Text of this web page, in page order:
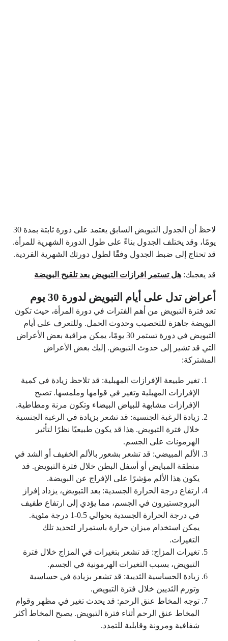
لاحظ أن الجدول التبويض السابق يعتمد على دورة ثابتة بمدة 30
يومًا، وقد يختلف الجدول بناءً على طول الدورة الشهرية للمرأة.
قد تحتاج إلى ضبط الجدول وفقًا لطول دورتك الشهرية الفردية.
قد يعجبك: هل تستمر افرازات التبويض بعد تلقيح البويضة
أعراض تدل على أيام التبويض لدورة 30 يوم
تعد فترة التبويض من أهم الفترات في دورة المرأة، حيث تكون
البويضة جاهزة للتخصيب وحدوث الحمل. وللتعرف على أيام
التبويض في دورة تستمر 30 يومًا، يمكن مراقبة بعض الأعراض
التي قد تشير إلى حدوث التبويض. إليك بعض الأعراض
المشتركة:
تغير طبيعة الإفرازات المهبلية: قد تلاحظ زيادة في كمية
الإفرازات المهبلية وتغير في قوامها وملمسها. تصبح
الإفرازات مشابهة للبياض البيضاء وتكون مرنة ومطاطية.
زيادة الرغبة الجنسية: قد تشعر بزيادة في الرغبة الجنسية
خلال فترة التبويض. هذا قد يكون طبيعيًا نظرًا لتأثير
الهرمونات على الجسم.
الألم المبيضي: قد تشعر بشعور بالألم الخفيف أو الشد في
منطقة المبايض أو أسفل البطن خلال فترة التبويض. قد
يكون هذا الألم مؤشرًا على الإفراج عن البويضة.
ارتفاع درجة الحرارة الجسدية: بعد التبويض، يزداد إفراز
البروجستيرون في الجسم، مما يؤدي إلى ارتفاع طفيف
في درجة الحرارة الجسدية بحوالي 0.5-1 درجة مئوية.
يمكن استخدام ميزان حرارة باستمرار لتحديد تلك
التغيرات.
تغيرات المزاج: قد تشعر بتغيرات في المزاج خلال فترة
التبويض، بسبب التغيرات الهرمونية في الجسم.
زيادة الحساسية الثديية: قد تشعر بزيادة في حساسية
وتورم الثديين خلال فترة التبويض.
توجه المخاط عنق الرحم: قد يحدث تغير في مظهر وقوام
المخاط عنق الرحم أثناء فترة التبويض. يصبح المخاط أكثر
شفافية ومرونة وقابلية للتمدد.